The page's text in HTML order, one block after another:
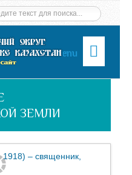
Menu
ЗЕМЛИ